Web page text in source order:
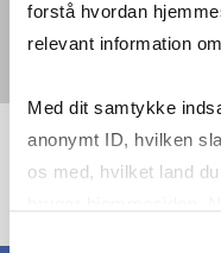
forstå hvordan
relevant information
Med dit samtykke
anonymt ID, hvilken
os med, hvilket land
Samtykkevalg